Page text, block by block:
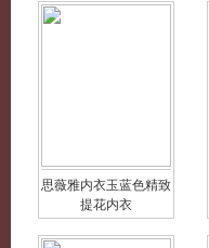
思薇雅内衣玉蓝色精致
提花内衣